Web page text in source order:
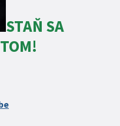
STAŇ SA